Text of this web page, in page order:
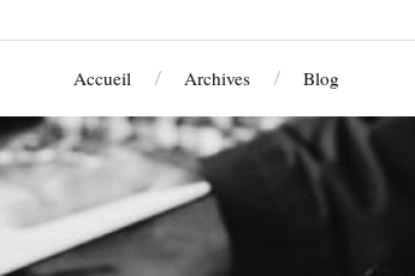
Accueil Archives Blog